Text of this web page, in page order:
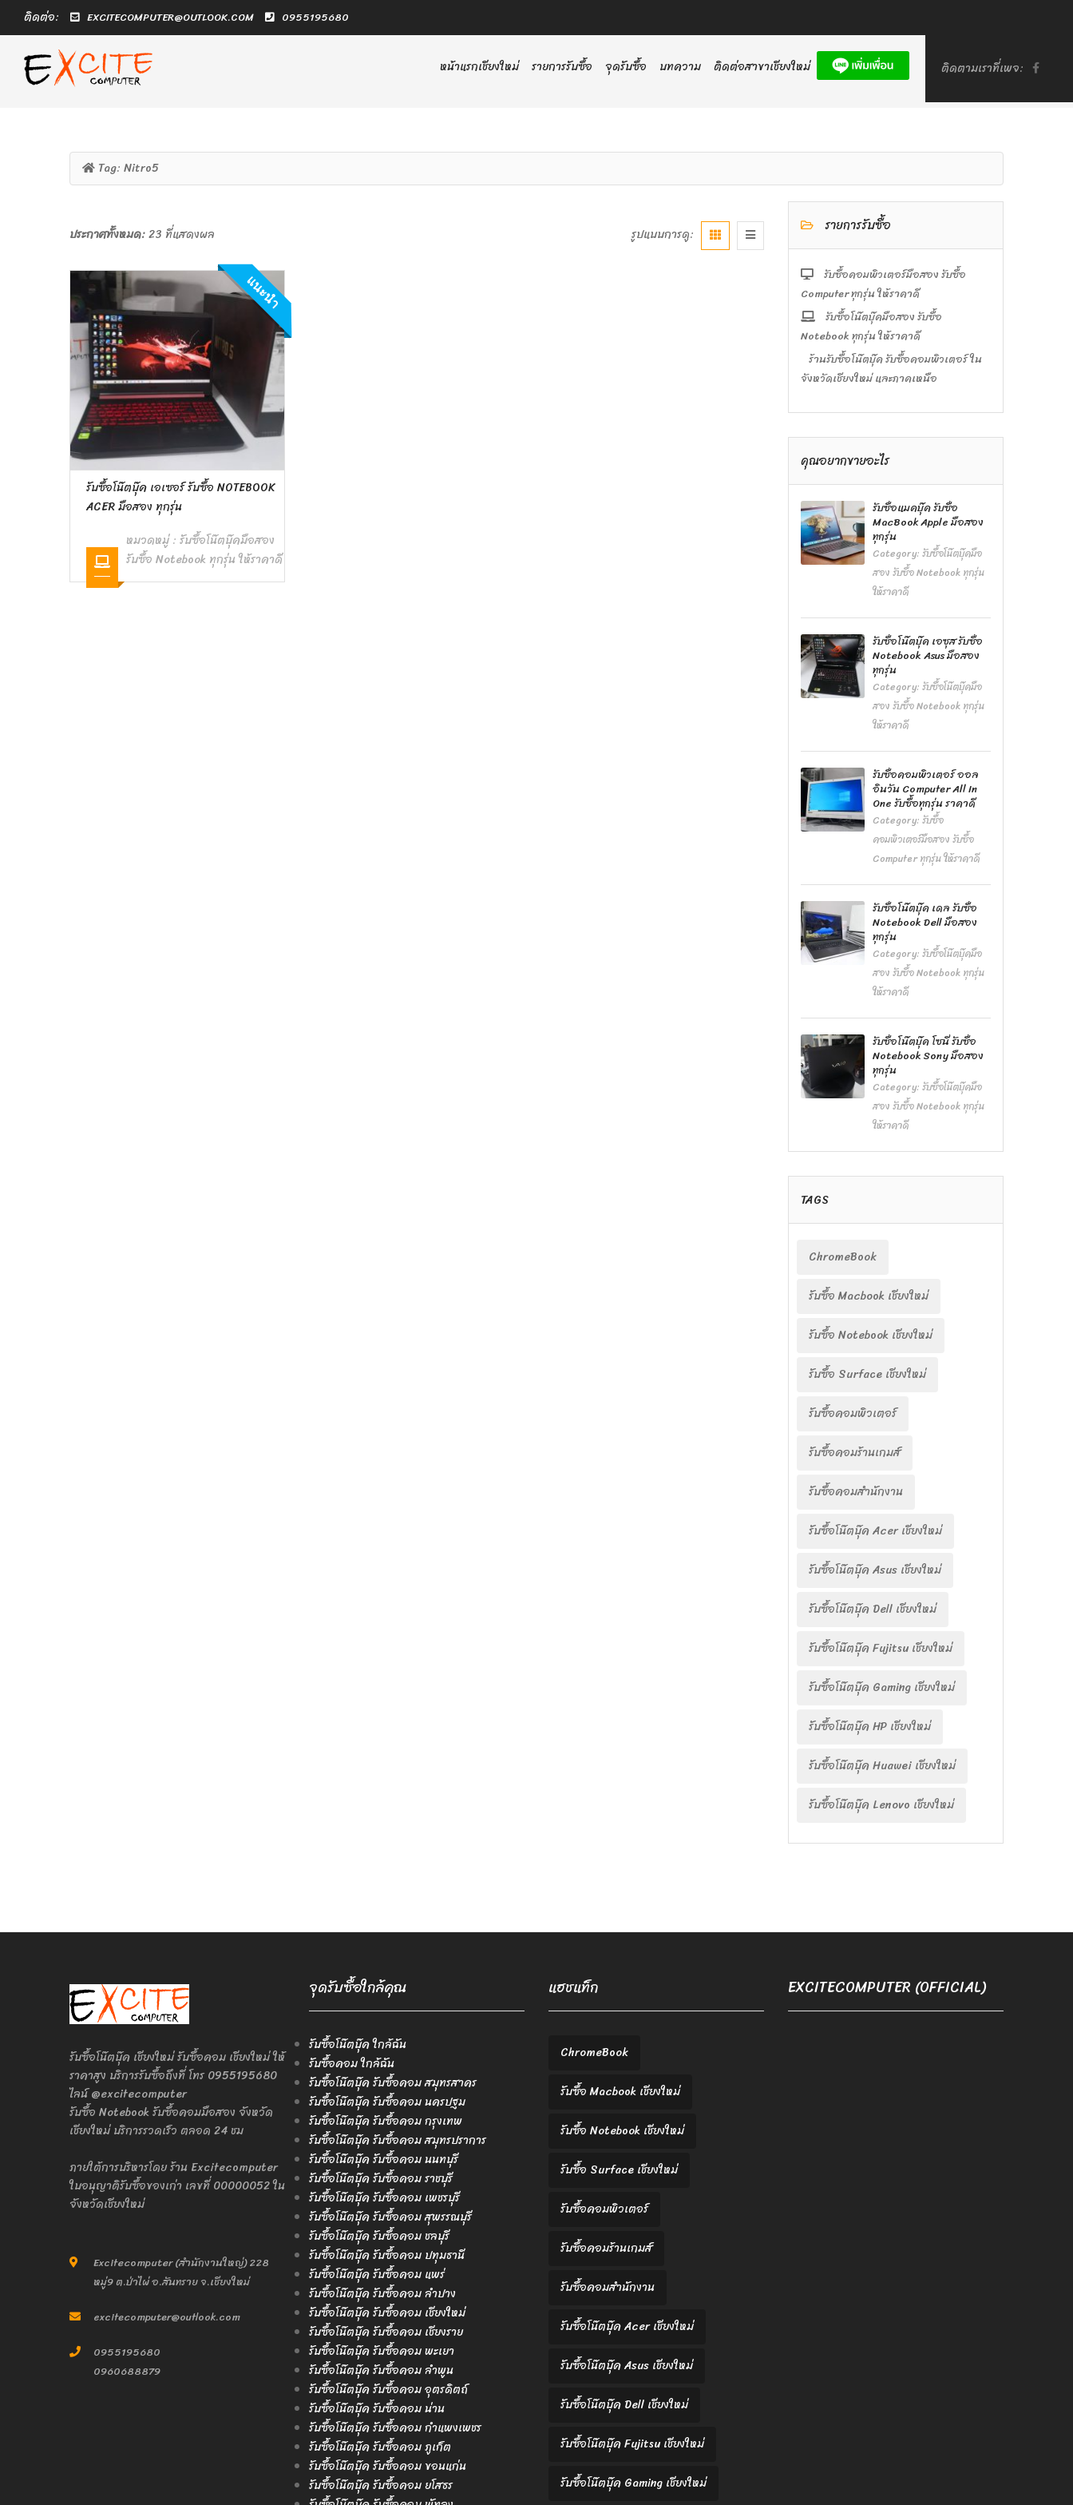
ติดต่อ: EXCITECOMPUTER@OUTLOOK.COM 0955195680
ติดตามเราที่เพจ:
หน้าแรกเชียงใหม่ รายการรับซื้อ จุดรับซื้อ บทความ ติดต่อสาขาเชียงใหม่
Tag: Nitro5
ประกาศทั้งหมด:23 ที่แสดงผล รูปแบบการดู:
แนะนำ
รับซื้อโน๊ตบุ๊ค เอเซอร์ รับซื้อ NOTEBOOK
ACER มือสอง ทุกรุ่น
หมวดหมู่ : รับซื้อโน๊ตบุ๊คมือสอง
รับซื้อ Notebook ทุกรุ่น ให้ราคาดี
รายการรับซื้อ
รับซื้อคอมพิวเตอร์มือสอง รับซื้อ
Computer ทุกรุ่น ให้ราคาดี
รับซื้อโน๊ตบุ๊คมือสอง รับซื้อ
Notebook ทุกรุ่น ให้ราคาดี
ร้านรับซื้อโน๊ตบุ๊ค รับซื้อคอมพิวเตอร์ ใน
จังหวัดเชียงใหม่ และภาคเหนือ
คุณอยากขายอะไร
รับซื้อแมคบุ๊ค รับซื้อ
MacBook Apple มือสอง
ทุกรุ่น
Category:รับซื้อโน๊ตบุ๊คมือ
สอง รับซื้อ Notebook ทุกรุ่น
ให้ราคาดี
รับซื้อโน๊ตบุ๊ค เอซุส รับซื้อ
Notebook Asus มือสอง
ทุกรุ่น
Category:รับซื้อโน๊ตบุ๊คมือ
สอง รับซื้อ Notebook ทุกรุ่น
ให้ราคาดี
รับซื้อคอมพิวเตอร์ ออล
อินวัน Computer All In
One รับซื้อทุกรุ่น ราคาดี
Category:รับซื้อ
คอมพิวเตอร์มือสอง รับซื้อ
Computer ทุกรุ่น ให้ราคาดี
รับซื้อโน๊ตบุ๊ค เดล รับซื้อ
Notebook Dell มือสอง
ทุกรุ่น
Category:รับซื้อโน๊ตบุ๊คมือ
สอง รับซื้อ Notebook ทุกรุ่น
ให้ราคาดี
รับซื้อโน๊ตบุ๊ค โซนี่ รับซื้อ
Notebook Sony มือสอง
ทุกรุ่น
Category:รับซื้อโน๊ตบุ๊คมือ
สอง รับซื้อ Notebook ทุกรุ่น
ให้ราคาดี
TAGS
ChromeBook
รับซื้อ Macbook เชียงใหม่
รับซื้อ Notebook เชียงใหม่
รับซื้อ Surface เชียงใหม่
รับซื้อคอมพิวเตอร์
รับซื้อคอมร้านเกมส์
รับซื้อคอมสำนักงาน
รับซื้อโน๊ตบุ๊ค Acer เชียงใหม่
รับซื้อโน๊ตบุ๊ค Asus เชียงใหม่
รับซื้อโน๊ตบุ๊ค Dell เชียงใหม่
รับซื้อโน๊ตบุ๊ค Fujitsu เชียงใหม่
รับซื้อโน๊ตบุ๊ค Gaming เชียงใหม่
รับซื้อโน๊ตบุ๊ค HP เชียงใหม่
รับซื้อโน๊ตบุ๊ค Huawei เชียงใหม่
รับซื้อโน๊ตบุ๊ค Lenovo เชียงใหม่
รับซื้อโน๊ตบุ๊ค เชียงใหม่ รับซื้อคอม เชียงใหม่ ให้
ราคาสูง บริการรับซื้อถึงที่ โทร 0955195680
ไลน์ @excitecomputer
รับซื้อ Notebook รับซื้อคอมมือสอง จังหวัด
เชียงใหม่ บริการรวดเร็ว ตลอด 24 ชม
ภายใต้การบริหารโดย ร้าน Excitecomputer
ใบอนุญาติรับซื้อของเก่า เลขที่ 00000052 ใน
จังหวัดเชียงใหม่
Excitecomputer (สำนักงานใหญ่) 228
หมู่9 ต.ป่าไผ่ อ.สันทราย จ.เชียงใหม่
excitecomputer@outlook.com
0955195680
0960688879
จุดรับซื้อใกล้คุณ
รับซื้อโน๊ตบุ๊ค ใกล้ฉัน
รับซื้อคอม ใกล้ฉัน
รับซื้อโน๊ตบุ๊ค รับซื้อคอม สมุทรสาคร
รับซื้อโน๊ตบุ๊ค รับซื้อคอม นครปฐม
รับซื้อโน๊ตบุ๊ค รับซื้อคอม กรุงเทพ
รับซื้อโน๊ตบุ๊ค รับซื้อคอม สมุทรปราการ
รับซื้อโน๊ตบุ๊ค รับซื้อคอม นนทบุรี
รับซื้อโน๊ตบุ๊ค รับซื้อคอม ราชบุรี
รับซื้อโน๊ตบุ๊ค รับซื้อคอม เพชรบุรี
รับซื้อโน๊ตบุ๊ค รับซื้อคอม สุพรรณบุรี
รับซื้อโน๊ตบุ๊ค รับซื้อคอม ชลบุรี
รับซื้อโน๊ตบุ๊ค รับซื้อคอม ปทุมธานี
รับซื้อโน๊ตบุ๊ค รับซื้อคอม แพร่
รับซื้อโน๊ตบุ๊ค รับซื้อคอม ลำปาง
รับซื้อโน๊ตบุ๊ค รับซื้อคอม เชียงใหม่
รับซื้อโน๊ตบุ๊ค รับซื้อคอม เชียงราย
รับซื้อโน๊ตบุ๊ค รับซื้อคอม พะเยา
รับซื้อโน๊ตบุ๊ค รับซื้อคอม ลำพูน
รับซื้อโน๊ตบุ๊ค รับซื้อคอม อุตรดิตถ์
รับซื้อโน๊ตบุ๊ค รับซื้อคอม น่าน
รับซื้อโน๊ตบุ๊ค รับซื้อคอม กำแพงเพชร
รับซื้อโน๊ตบุ๊ค รับซื้อคอม ภูเก็ต
รับซื้อโน๊ตบุ๊ค รับซื้อคอม ขอนแก่น
รับซื้อโน๊ตบุ๊ค รับซื้อคอม ยโสธร
แฮชแท็ก
ChromeBook
รับซื้อ Macbook เชียงใหม่
รับซื้อ Notebook เชียงใหม่
รับซื้อ Surface เชียงใหม่
รับซื้อคอมพิวเตอร์
รับซื้อคอมร้านเกมส์
รับซื้อคอมสำนักงาน
รับซื้อโน๊ตบุ๊ค Acer เชียงใหม่
รับซื้อโน๊ตบุ๊ค Asus เชียงใหม่
รับซื้อโน๊ตบุ๊ค Dell เชียงใหม่
รับซื้อโน๊ตบุ๊ค Fujitsu เชียงใหม่
รับซื้อโน๊ตบุ๊ค Gaming เชียงใหม่
EXCITECOMPUTER (OFFICIAL)